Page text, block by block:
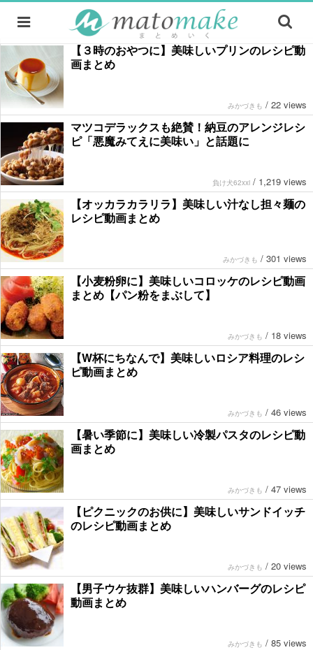
【３時のおやつに】美味しいプリンのレシピ動
画まとめ
みかづきも / 22 views
マツコデラックスも絶賛！納豆のアレンジレシ
ピ「悪魔みてえに美味い」と話題に
負け犬62xxi / 1,219 views
【オッカラカラリラ】美味しい汁なし担々麺の
レシピ動画まとめ
みかづきも / 301 views
【小麦粉卵に】美味しいコロッケのレシピ動画
まとめ【パン粉をまぶして】
みかづきも / 18 views
【W杯にちなんで】美味しいロシア料理のレシ
ピ動画まとめ
みかづきも / 46 views
【暑い季節に】美味しい冷製パスタのレシピ動
画まとめ
みかづきも / 47 views
【ピクニックのお供に】美味しいサンドイッチ
のレシピ動画まとめ
みかづきも / 20 views
【男子ウケ抜群】美味しいハンバーグのレシピ
動画まとめ
みかづきも / 85 views